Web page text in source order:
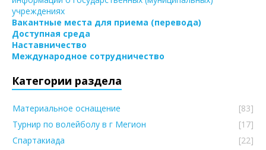
учреждениях
Вакантные места для приема (перевода)
Доступная среда
Наставничество
Международное сотрудничество
Категории раздела
Материальное оснащение
[83]
Турнир по волейболу в г Мегион
[17]
Спартакиада
[22]